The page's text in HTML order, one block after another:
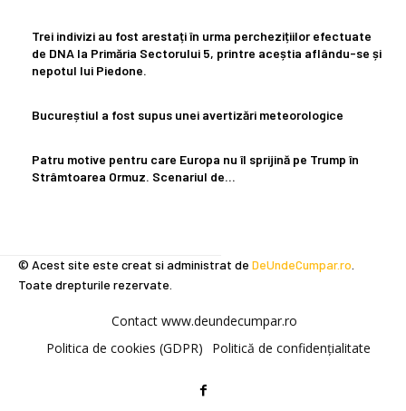
Trei indivizi au fost arestați în urma perchezițiilor efectuate
de DNA la Primăria Sectorului 5, printre aceștia aflându-se și
nepotul lui Piedone.
Bucureștiul a fost supus unei avertizări meteorologice
Patru motive pentru care Europa nu îl sprijină pe Trump în
Strâmtoarea Ormuz. Scenariul de…
© Acest site este creat si administrat de DeUndeCumpar.ro
Toate drepturile rezervate.
Contact www.deundecumpar.ro
Politica de cookies (GDPR)
Politică de confidențialitate